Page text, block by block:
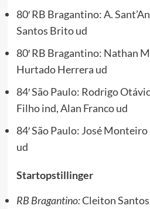
80′ RB Bragantino: A.
Santos Brito ud
80′ RB Bragantino: Nathan
Hurtado Herrera ud
84′ São Paulo: Rodrigo
Filho ind, Alan Franco ud
84′ São Paulo: José
ud
Startopstillinger
RB Bragantino:Cleiton